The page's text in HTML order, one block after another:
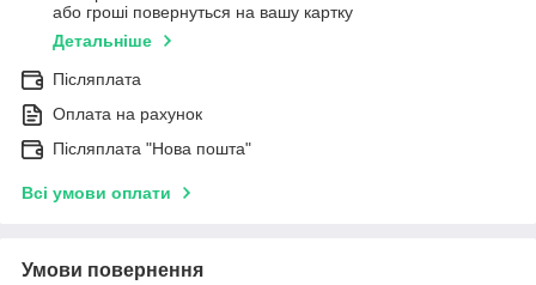
або гроші повернуться на вашу картку
Детальніше
Післяплата
Оплата на рахунок
Післяплата "Нова пошта"
Всі умови оплати
Умови повернення